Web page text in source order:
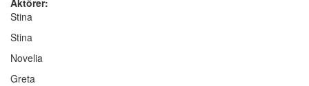
Aktörer:
Stina
Stina
Novelia
Greta